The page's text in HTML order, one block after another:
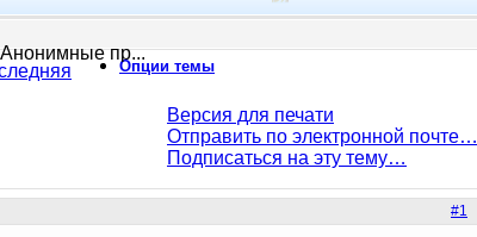
пр...
Опции темы
Версия для печати
Отправить по электронной почте…
Подписаться на эту тему…
#1